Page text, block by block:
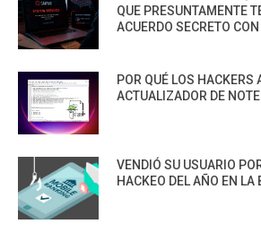
QUE PRESUNTAMENTE
ACUERDO SECRETO
POR QUÉ LOS HACKERS
ACTUALIZADOR DE
VENDIÓ SU USUARIO
HACKEO DEL AÑO EN LA